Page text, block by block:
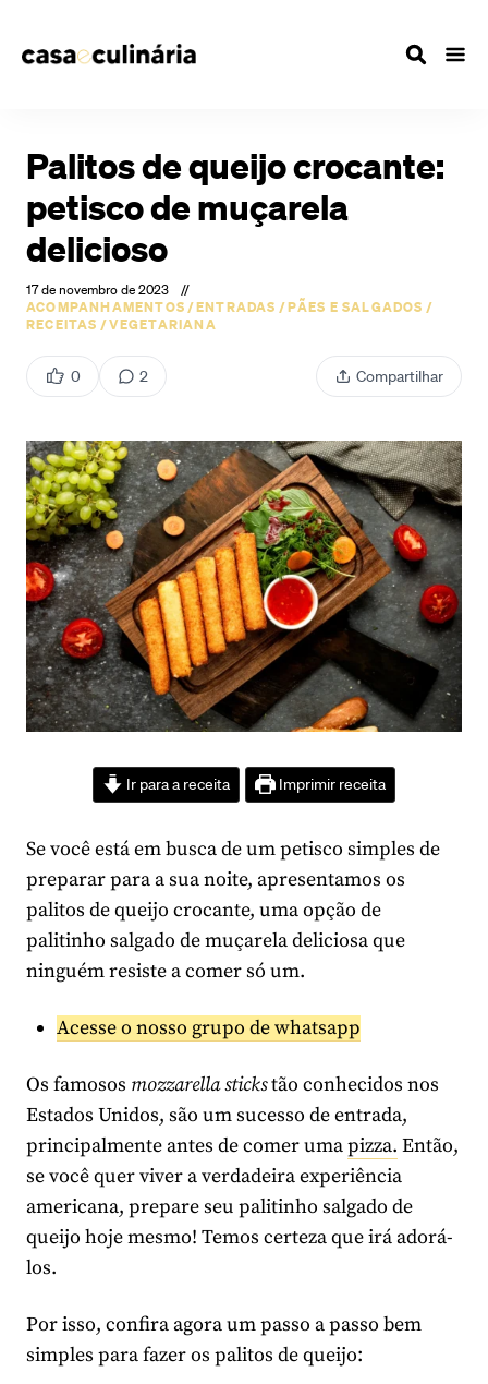
Palitos de queijo crocante:
petisco de muçarela
delicioso
17 de novembro de 2023
//
ACOMPANHAMENTOS/ENTRADAS /PÃES E SALGADOS /
RECEITAS /VEGETARIANA
0 2 Compartilhar
Ir para a receita Imprimir receita
Se você está em busca de um petisco simples de
preparar para a sua noite, apresentamos os
palitos de queijo crocante, uma opção de
palitinho salgado de muçarela deliciosa que
ninguém resiste a comer só um.
Acesse o nosso grupo de whatsapp
Os famosos mozzarella stickstão conhecidos nos
Estados Unidos, são um sucesso de entrada,
principalmente antes de comer umapizza. Então,
se você quer viver a verdadeira experiência
americana, prepare seu palitinho salgado de
queijo hoje mesmo! Temos certeza que irá adorá-
los.
Por isso, confira agora um passo a passo bem
simples para fazer os palitos de queijo: